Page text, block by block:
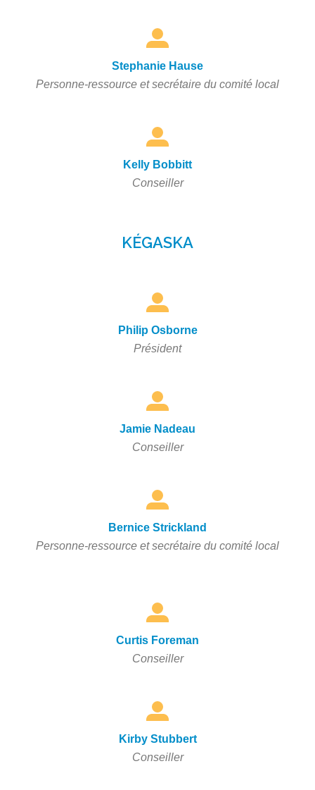
Stephanie Hause
Personne-ressource et secrétaire du comité local
Kelly Bobbitt
Conseiller
KÉGASKA
Philip Osborne
Président
Jamie Nadeau
Conseiller
Bernice Strickland
Personne-ressource et secrétaire du comité local
Curtis Foreman
Conseiller
Kirby Stubbert
Conseiller